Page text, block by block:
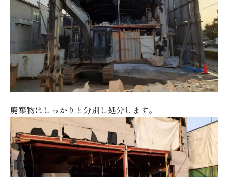
廃棄物はしっかりと分別し処分します。